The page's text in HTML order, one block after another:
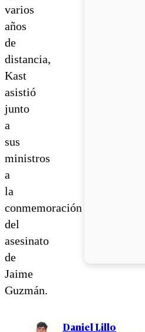
varios
años
de
distancia,
Kast
asistió
junto
a
sus
ministros
a
la
conmemoración
del
asesinato
de
Jaime
Guzmán.
Daniel Lillo